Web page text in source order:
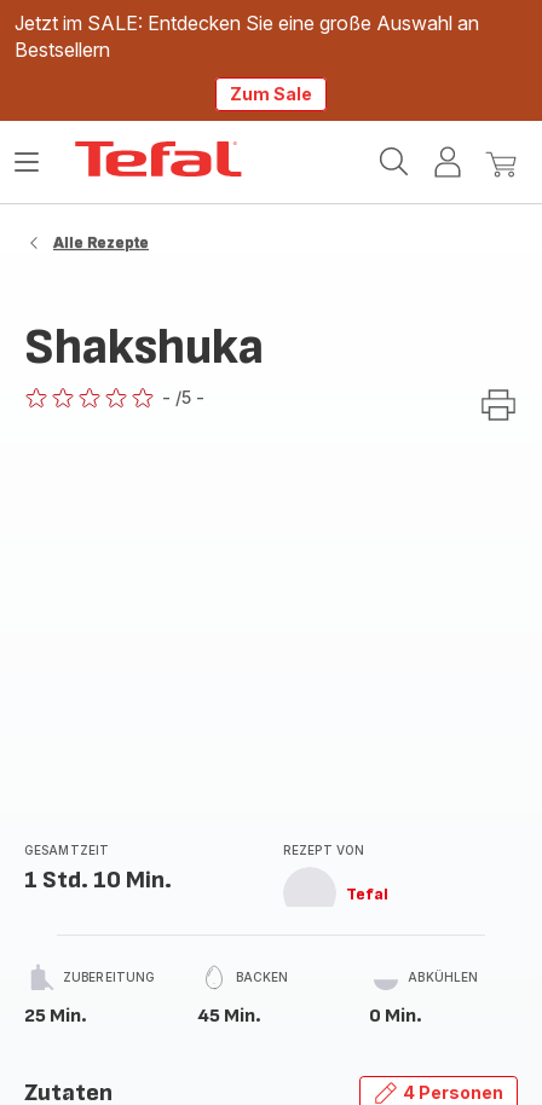
Jetzt im SALE: Entdecken Sie eine große Auswahl an
Bestsellern
Zum Sale
Mein
Mein
Das
Alle Rezepte
Shakshuka
- /5 -
GESAMTZEIT
1 Std. 10 Min.
REZEPT VON
Tefal
ZUBEREITUNG
25 Min.
BACKEN
45 Min.
ABKÜHLEN
0 Min.
Zutaten 4 Personen